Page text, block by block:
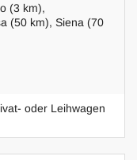
mit
ausgestattete
Wohnbereich mit
zwei
mit zwei
(3 km),
(50 km), Siena (70
oder Leihwagen